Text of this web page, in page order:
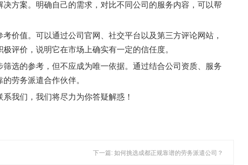
方案。明确自己的需求，对比不同公司的服务内容，可以帮
价值。可以通过公司官网、社交平台以及第三方评论网站，
评价，说明它在市场上确实有一定的信任度。
选的参考，但不应成为唯一依据。通过结合公司资质、服务
劳务派遣合作伙伴。
我们，我们将尽力为你答疑解惑！
下一篇: 如何挑选成都正规靠谱的劳务派遣公司？